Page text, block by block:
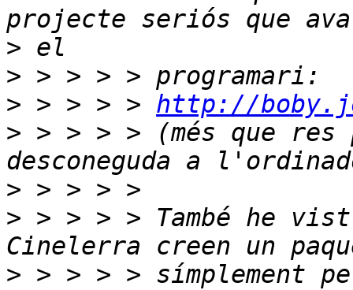
>
>
> > > > > http://
> > > > > (més que
>
> > > > > També he
> > > > > símplement